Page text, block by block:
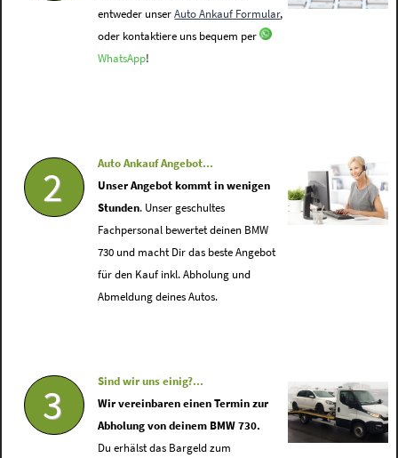
entweder unserAuto Ankauf Formular,
oder kontaktiere uns bequem per
WhatsApp!
2
Auto Ankauf Angebot...
Unser Angebot kommt in wenigen
Stunden. Unser geschultes
Fachpersonal bewertet deinen BMW
730 und macht Dir das beste Angebot
für den Kauf inkl. Abholung und
Abmeldung deines Autos.
3
Sind wir uns einig?...
Wir vereinbaren einen Termin zur
Abholung von deinem BMW 730.
Du erhälst das Bargeld zum